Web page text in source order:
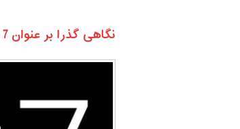
نگاهی گذرا بر عنوان Forza Motorsport 7